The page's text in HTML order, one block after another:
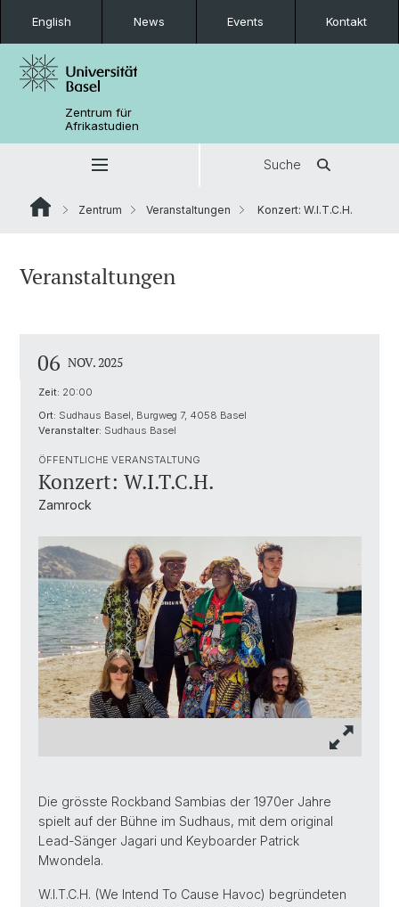
English News Events Kontakt
Zentrum für
Afrikastudien
Suche
Zentrum Veranstaltungen Konzert: W.I.T.C.H.
Veranstaltungen
06 NOV. 2025
Zeit: 20:00
Ort: Sudhaus Basel, Burgweg 7, 4058 Basel
Veranstalter: Sudhaus Basel
ÖFFENTLICHE VERANSTALTUNG
Konzert: W.I.T.C.H.
Zamrock
Die grösste Rockband Sambias der 1970er Jahre
spielt auf der Bühne im Sudhaus, mit dem original
Lead-Sänger Jagari und Keyboarder Patrick
Mwondela.
W.I.T.C.H. (We Intend To Cause Havoc) begründeten